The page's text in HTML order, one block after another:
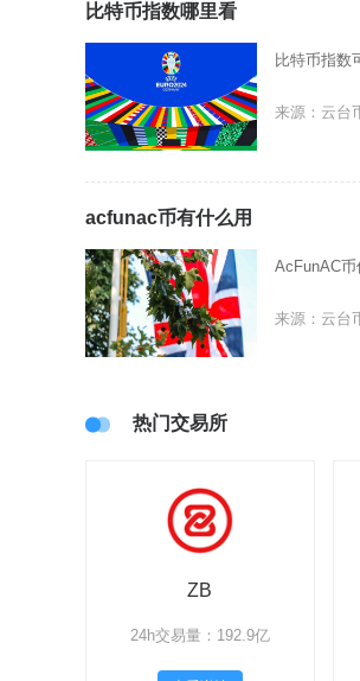
比特币指数哪里看
比特币指数
来源：云台
acfunac币有什么用
AcFunAC
来源：云台
热门交易所
ZB
24h交易量：192.9亿